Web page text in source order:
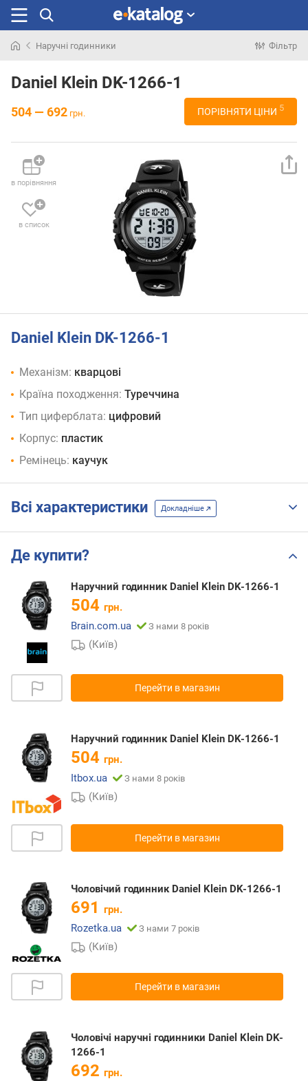
раніше
Наручні годинники Фільтр
Daniel Klein DK-1266-1
504 — 692 грн. ПОРІВНЯТИ ЦІНИ 5
в порівняння
в список
Daniel Klein DK-1266-1
Механізм: кварцові
Країна походження: Туреччина
Тип циферблата: цифровий
Корпус: пластик
Ремінець: каучук
Всі характеристики Докладніше
Де купити?
Наручний годинник Daniel Klein DK-1266-1
504 грн.
Brain.com.ua
З нами 8 років
(Київ)
Перейти в магазин
Наручний годинник Daniel Klein DK-1266-1
504 грн.
Itbox.ua
З нами 8 років
(Київ)
Перейти в магазин
Чоловічий годинник Daniel Klein DK-1266-1
691 грн.
Rozetka.ua
З нами 7 років
(Київ)
Перейти в магазин
Чоловічі наручні годинники Daniel Klein DK-
1266-1
692 грн.